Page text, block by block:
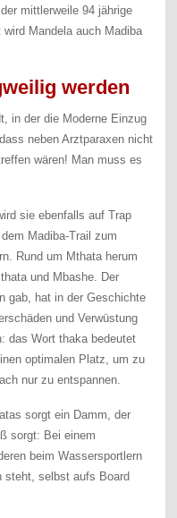
mittlerweile 94 jährige
Mandela auch Madiba
werden
in der die Moderne Einzug
neben Arztparaxen nicht
wären! Man muss es
sie ebenfalls auf Trap
Madiba-Trail zum
Rund um Mthata herum
und Mbashe. Der
gab, hat in der Geschichte
und Verwüstung
das Wort thaka bedeutet
optimalen Platz, um zu
nur zu entspannen.
sorgt ein Damm, der
sorgt: Bei einem
beim Wassersportlern
steht, selbst aufs Board